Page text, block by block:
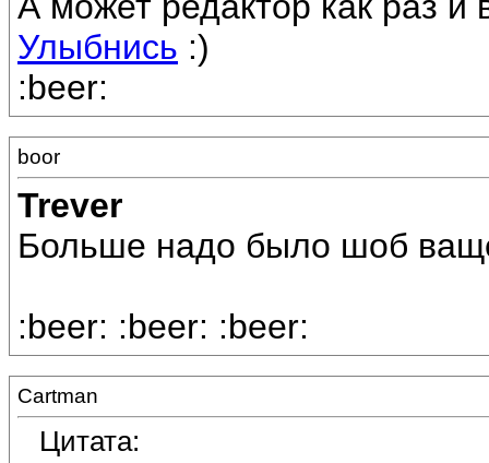
Улыбнись :)
:beer:
boor
Trever
Больше надо было шоб
:beer: :beer: :beer:
Cartman
Цитата: